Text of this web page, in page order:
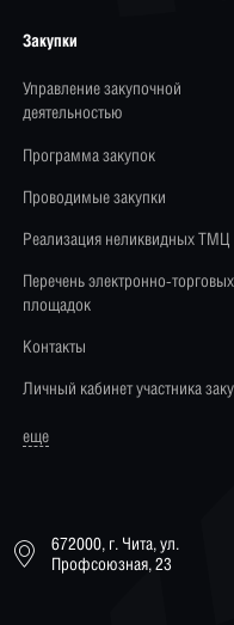
Закупки
Управление закупочной
деятельностью
Программа закупок
Проводимые закупки
Реализация неликвидных ТМЦ
Перечень электронно-торговых
площадок
Контакты
Личный кабинет участника
еще
672000, г. Чита, ул.
Профсоюзная, 23